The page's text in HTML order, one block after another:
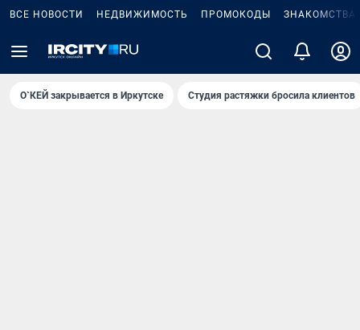
ВСЕ НОВОСТИ НЕДВИЖИМОСТЬ ПРОМОКОДЫ ЗНАКОМСТВА
О`КЕЙ закрывается в Иркутске Студия растяжки бросила клиентов